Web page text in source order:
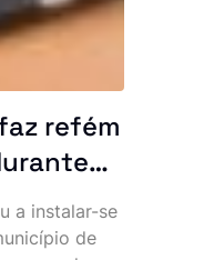
Angola,
refém
vê
a instalar-se
de